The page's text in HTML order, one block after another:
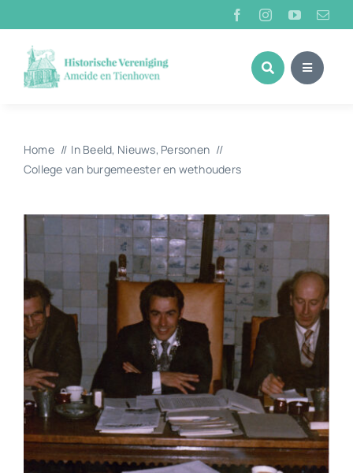
naar
inhoud
Home In Beeld Nieuws Personen
College van burgemeester en wethouders